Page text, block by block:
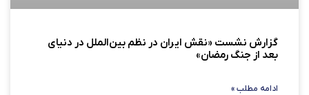
گزارش نشست «نقش ایران در نظم بین‌الملل در دنیای
بعد از جنگ رمضان»
ادامه مطلب »